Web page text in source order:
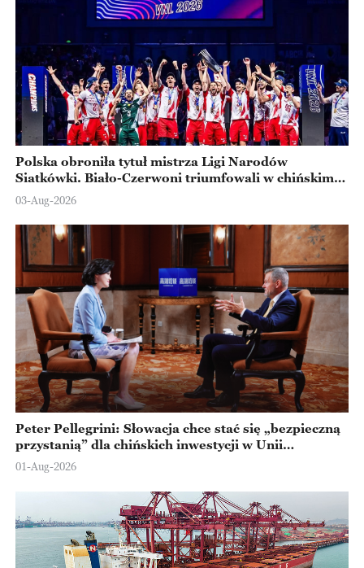
Polska obroniła tytuł mistrza Ligi Narodów
Siatkówki. Biało-Czerwoni triumfowali w chińskim
Ningbo
03-Aug-2026
Peter Pellegrini: Słowacja chce stać się „bezpieczną
przystanią” dla chińskich inwestycji w Unii
Europejskiej
01-Aug-2026